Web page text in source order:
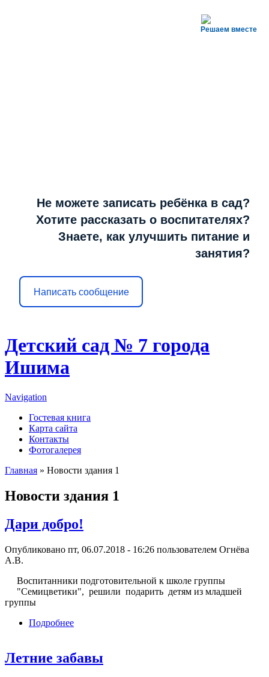
Решаем вместе
Не можете записать ребёнка в сад?
Хотите рассказать о воспитателях?
Знаете, как улучшить питание и
занятия?
Написать сообщение
Детский сад № 7 города
Ишима
Navigation
Гостевая книга
Карта сайта
Контакты
Фотогалерея
Главная » Новости здания 1
Новости здания 1
Дари добро!
Опубликовано пт, 06.07.2018 - 16:26 пользователем Огнёва
А.В.
Воспитанники подготовительной к школе группы
"Семицветики", решили подарить детям из младшей
группы
Подробнее
Летние забавы